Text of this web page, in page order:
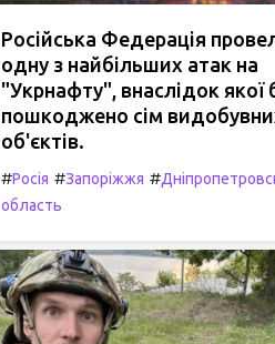
Російська Федерація
одну з найбільших атак на
"Укрнафту", внаслідок якої
пошкоджено сім
об'єктів.
#Росія #Запоріжжя #
область